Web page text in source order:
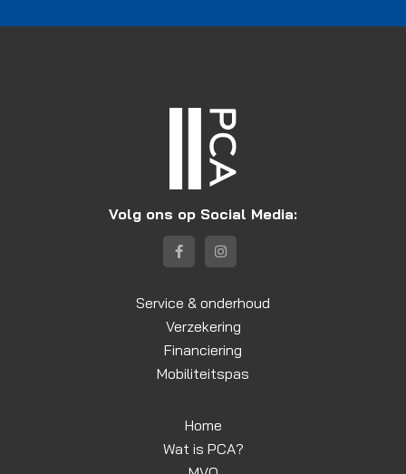
Volg ons op Social Media:
Service & onderhoud
Verzekering
Financiering
Mobiliteitspas
Home
Wat is PCA?